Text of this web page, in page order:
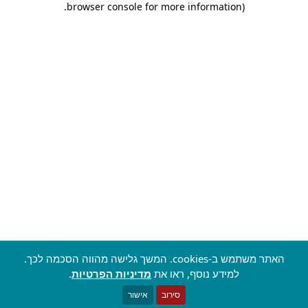
browser console for more information)
.
האתר משתמש ב-cookies. המשך גלישה מהווה הסכמה לכך.
למידע נוסף, ראו את מדיניות הפרטיות.
סירוב אישור